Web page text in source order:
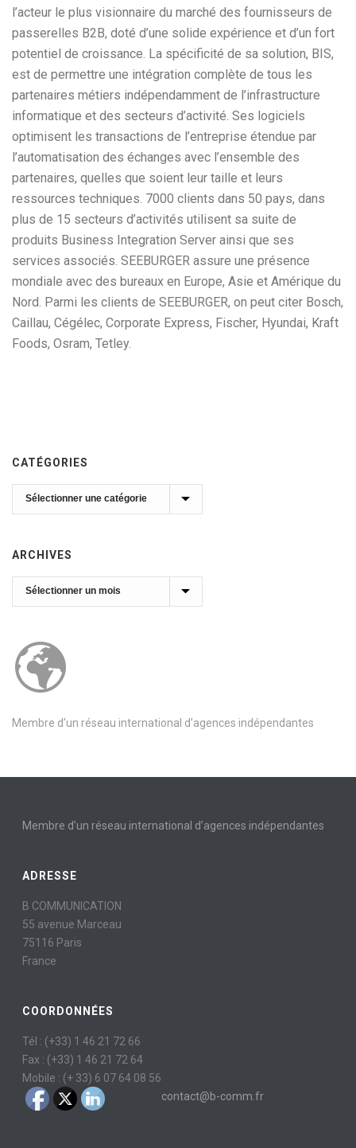
l’acteur le plus visionnaire du marché des fournisseurs de
passerelles B2B, doté d’une solide expérience et d’un fort
potentiel de croissance. La spécificité de sa solution, BIS,
est de permettre une intégration complète de tous les
partenaires métiers indépendamment de l’infrastructure
informatique et des secteurs d’activité. Ses logiciels
optimisent les transactions de l’entreprise étendue par
l’automatisation des échanges avec l’ensemble des
partenaires, quelles que soient leur taille et leurs
ressources techniques. 7000 clients dans 50 pays, dans
plus de 15 secteurs d’activités utilisent sa suite de
produits Business Integration Server ainsi que ses
services associés. SEEBURGER assure une présence
mondiale avec des bureaux en Europe, Asie et Amérique du
Nord. Parmi les clients de SEEBURGER, on peut citer Bosch,
Caillau, Cégélec, Corporate Express, Fischer, Hyundai, Kraft
Foods, Osram, Tetley.
CATÉGORIES
Catégories
ARCHIVES
Archives
Membre d’un réseau international d’agences indépendantes
Membre d’un réseau international d’agences indépendantes
ADRESSE
B COMMUNICATION
55 avenue Marceau
75116 Paris
France
COORDONNÉES
Tél : (+33) 1 46 21 72 66
Fax : (+33) 1 46 21 72 64
Mobile : (+ 33) 6 07 64 08 56
contact@b-comm.fr